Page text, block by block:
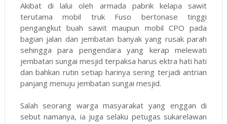
Akibat di lalui oleh armada pabrik kelapa sawit
terutama mobil truk Fuso bertonase tinggi
pengangkut buah sawit maupun mobil CPO pada
bagian jalan dan jembatan banyak yang rusak parah
sehingga para pengendara yang kerap melewati
jembatan sungai mesjid terpaksa harus ektra hati hati
dan bahkan rutin setiap harinya sering terjadi antrian
panjang menuju jembatan sungai mesjid.
Salah seorang warga masyarakat yang enggan di
sebut namanya, ia juga selaku petugas sukarelawan